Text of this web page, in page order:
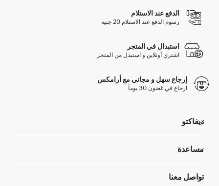
الدفع عند الاستلام
رسوم الدفع عند الاستلام 20 جنيه
استبدال في المتجر
اشتري أونلاين و استبدل من المتجر
إرجاع سهل و مجاني مع أرامكس
ارجاع في غضون 30 يوماً
ديفاكتو
تعرف علينا
GIFT CLUB
مساعدة
عمليات الارجاع و الاستبدال السهلة
تواصل معنا